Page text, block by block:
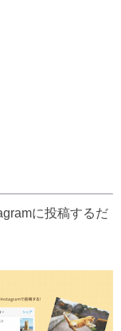
に投稿するだ